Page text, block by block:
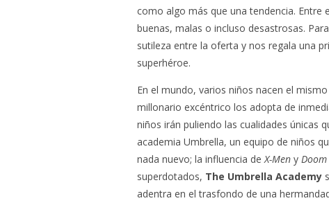
como algo más que una tendencia. Entre
buenas, malas o incluso desastrosas.
sutileza entre la oferta y nos regala una
superhéroe.
En el mundo, varios niños nacen el
millonario excéntrico los adopta de
niños irán puliendo las cualidades únicas
academia Umbrella, un equipo de niños
nada nuevo; la influencia deX-Men y
superdotados, The Umbrella Academy
adentra en el trasfondo de una